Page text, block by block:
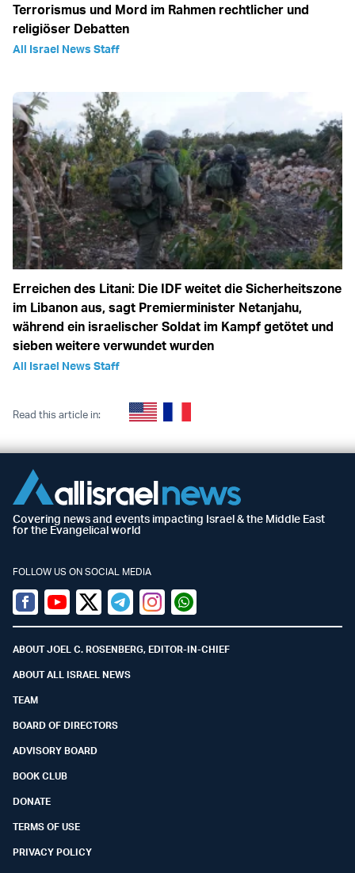
Terrorismus und Mord im Rahmen rechtlicher und
religiöser Debatten
All Israel News Staff
Erreichen des Litani: Die IDF weitet die Sicherheitszone
im Libanon aus, sagt Premierminister Netanjahu,
während ein israelischer Soldat im Kampf getötet und
sieben weitere verwundet wurden
All Israel News Staff
Read this article in:
Covering news and events impacting Israel & the Middle East
for the Evangelical world
FOLLOW US ON SOCIAL MEDIA
Facebook
YoutubeTwitter (X)
TelegramInstagramWhatsapp
ABOUT JOEL C. ROSENBERG, EDITOR-IN-CHIEF
ABOUT ALL ISRAEL NEWS
TEAM
BOARD OF DIRECTORS
ADVISORY BOARD
BOOK CLUB
DONATE
TERMS OF USE
PRIVACY POLICY